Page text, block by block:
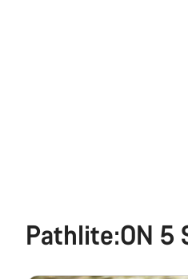
Pathlite:ON 5